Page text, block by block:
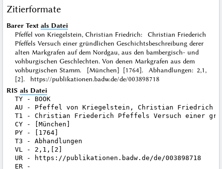
Zitierformate
Barer Text als Datei
Pfeffel von Kriegelstein, Christian Friedrich: Christian Friederich
Pfeffels Versuch einer gründlichen Geschichtsbeschreibung derer
alten Markgrafen auf dem Nordgau, aus den bambergisch- und
vohburgischen Geschlechten. Von denen Markgrafen aus dem
vohburgischen Stamm. [München] [1764]. Abhandlungen: 2,1,
[2]. https://publikationen.badw.de/de/003898718
RIS als Datei
TY - BOOK
AU - Pfeffel von Kriegelstein, Christian Friedrich
T1 - Christian Friederich Pfeffels Versuch einer
CY - [München]
PY - [1764]
T3 - Abhandlungen
VL - 2,1,[2]
UR - https://publikationen.badw.de/de/003898718